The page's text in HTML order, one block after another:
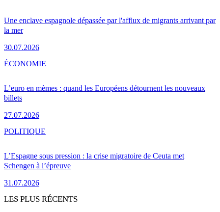
Une enclave espagnole dépassée par l'afflux de migrants arrivant par
la mer
30.07.2026
L’euro en mèmes : quand les Européens détournent les nouveaux
billets
27.07.2026
ÉCONOMIE
L’Espagne sous pression : la crise migratoire de Ceuta met
Schengen à l’épreuve
31.07.2026
POLITIQUE
LES PLUS RÉCENTS